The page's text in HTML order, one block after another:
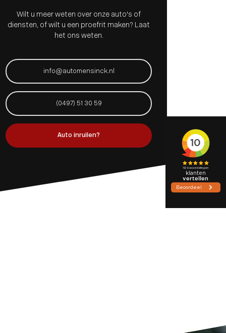
Wilt u meer weten over onze auto's of
diensten, of wilt u een proefrit maken? Laat
het ons weten.
info@automensinck.nl
(0497) 51 30 59
Auto inruilen?